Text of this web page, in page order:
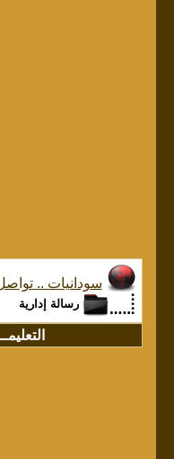
سودانيات ..
رسالة إدارية